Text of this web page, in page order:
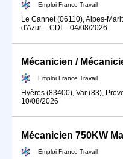
Emploi France Travail
Le Cannet (06110), Alpes-
d'Azur - CDI - 04/08/2026
Emploi France Travail
Hyères (83400), Var (83),
10/08/2026
Mécanicien 750KW
Emploi France Travail